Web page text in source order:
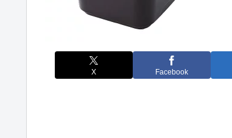
X Facebook